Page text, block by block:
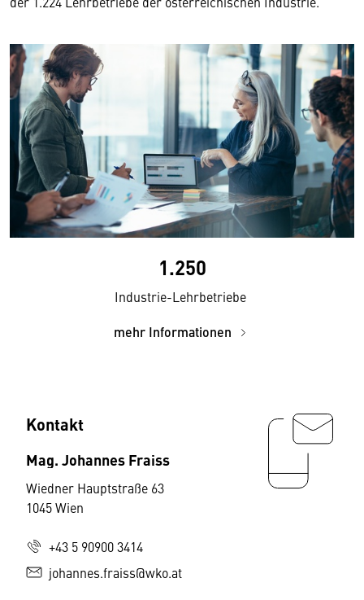
1.250
Industrie-Lehrbetriebe
mehr Informationen
Kontakt
Mag. Johannes Fraiss
Wiedner Hauptstraße 63
1045 Wien
+43 5 90900 3414
johannes.fraiss@wko.at